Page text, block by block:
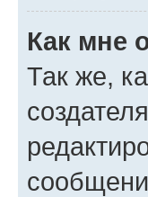
Как мне
Так же,